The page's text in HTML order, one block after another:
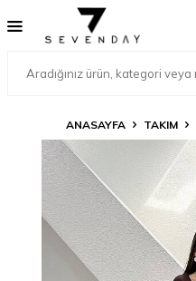
ANASAYFA TAKIM